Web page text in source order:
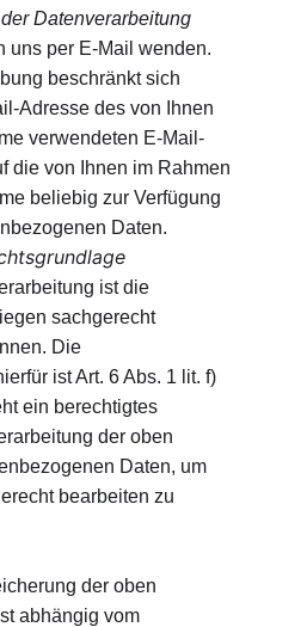
Datenverarbeitung
uns per E-Mail wenden.
beschränkt sich
Adresse des von Ihnen
verwendeten E-Mail-
die von Ihnen im Rahmen
beliebig zur Verfügung
Daten.
ist die
sachgerecht
Die
ist Art. 6 Abs. 1 lit. f)
ein berechtigtes
der oben
Daten, um
bearbeiten zu
der oben
abhängig vom